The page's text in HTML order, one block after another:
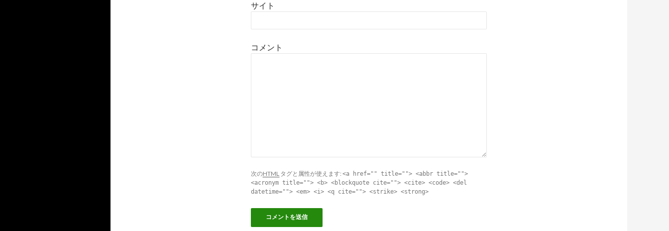
サイト
コメント
次のHTML タグと属性が使えます: <a href="" title=""> <abbr title="">
<acronym title=""> <b> <blockquote cite=""> <cite> <code> <del
datetime=""> <em> <i> <q cite=""> <strike> <strong>